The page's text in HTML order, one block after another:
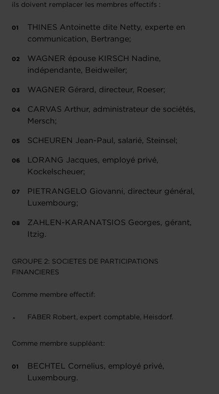
ils doivent remplacer les membres effectifs :
THINES Antoinette dite Netty, experte en
communication, Bertrange;
WAGNER épouse KIRSCH Nadine,
indépendante, Beidweiler;
WAGNER Gérard, directeur, Roeser;
CARVAS Arthur, administrateur de sociétés,
Mersch;
SCHEUREN Jean-Paul, salarié, Steinsel;
LORANG Jacques, employé privé,
Kockelscheuer;
PIETRANGELO Giovanni, directeur général,
Luxembourg;
ZAHLEN-KARANATSIOS Georges, gérant,
Itzig.
GROUPE 2: SOCIETES DE PARTICIPATIONS
FINANCIERES
Comme membre effectif:
FABER Robert, expert comptable, Heisdorf.
Comme membre suppléant:
BECHTEL Cornelius, employé privé,
Luxembourg.